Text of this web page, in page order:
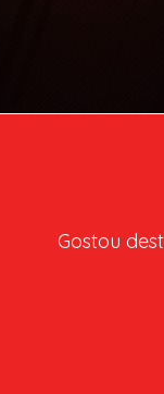
Gostou